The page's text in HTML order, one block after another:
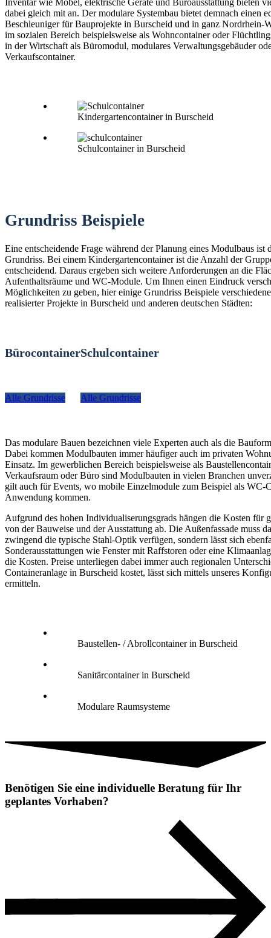
dabei gleich mit an. Der modulare Systembau bietet demnach einen
Beschleuniger für Bauprojekte in Burscheid und in ganz Nordrhein-
im sozialen Bereich beispielsweise als Wohncontainer oder
in der Wirtschaft als Büromodul, modulares Verwaltungsgebäuder
Verkaufscontainer.
Kindergartencontainer in Burscheid
Schulcontainer in Burscheid
Grundriss Beispiele
Eine entscheidende Frage während der Planung eines Modulbaus ist
Grundriss. Bei einem Kindergartencontainer ist die Anzahl der
entscheidend. Daraus ergeben sich weitere Anforderungen an die
Aufenthaltsräume und WC-Module. Um Ihnen einen Eindruck
Möglichkeiten zu geben, hier einige Grundriss Beispiele
realisierter Projekte in Burscheid und anderen deutschen Städten:
Bürocontainer
Alle Grundrisse
Schulcontainer
Alle Grundrisse
Das modulare Bauen bezeichnen viele Experten auch als die
Dabei kommen Modulbauten immer häufiger auch im privaten
Einsatz. Im gewerblichen Bereich beispielsweise als
Verkaufsraum oder Büro sind Modulbauten in vielen Branchen
gilt auch für Events, wo mobile Einzelmodule zum Beispiel als WC-
Anwendung kommen.
Aufgrund des hohen Individualiserungsgrads hängen die Kosten für
von der Bauweise und der Ausstattung ab. Die Außenfassade muss
zwingend die typische Stahl-Optik verfügen, sondern lässt sich
Sonderausstattungen wie Fenster mit Raffstoren oder eine
die Kosten. Preise unterliegen dabei immer auch regionalen
Containeranlage in Burscheid kostet, lässt sich mittels unseres
ermitteln.
Baustellen- / Abrollcontainer in Burscheid
Sanitärcontainer in Burscheid
Modulare Raumsysteme
Benötigen Sie eine individuelle Beratung für Ihr
geplantes Vorhaben?